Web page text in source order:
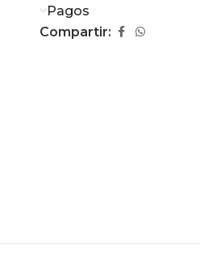
Pagos
Compartir: